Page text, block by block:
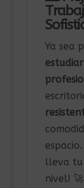
Ya sea
lleva tu
nivel! 🚀